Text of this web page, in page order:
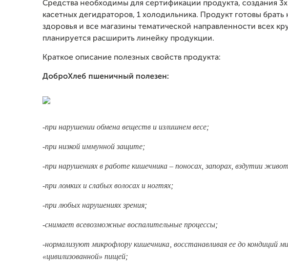
Средства необходимы для сертификации продукта, создания 3х
касетных дегидраторов, 1 холодильника. Продукт готовы брать
здоровья и все магазины тематической направленности всех
планируется расширить линейку продукции.
Краткое описание полезных свойств продукта:
ДоброХлеб пшеничный полезен:
-при нарушении обмена веществ и излишнем весе;
-при низкой иммунной защите;
-при нарушениях в работе кишечника – поносах, запорах, вздутии
-при ломких и слабых волосах и ногтях;
-при любых нарушениях зрения;
-снимает всевозможные воспалительные процессы;
-нормализуют микрофлору кишечника‚ восстанавливая ее до кондиций
«цивилизованной» пищей;